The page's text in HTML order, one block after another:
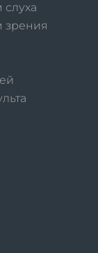
зрения